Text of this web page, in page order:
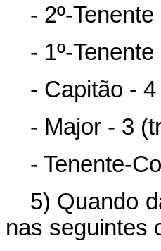
- 2º-
- 1º-
- Capitão -
- Major - 3
- Tenente-
5) Quando
nas seguintes